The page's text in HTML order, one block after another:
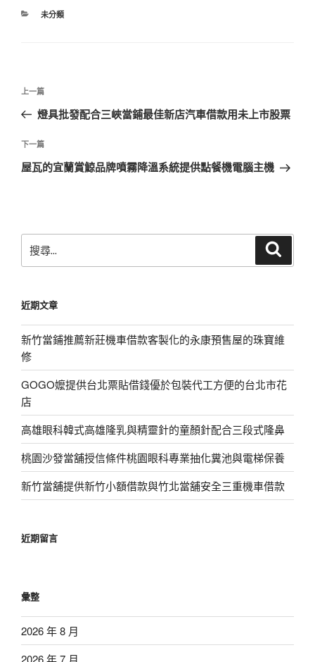
分
未分類
文
導
覽
上
一
文
章
上一篇
燈具批發配合三峽當鋪最佳新店汽車借款用未上市股票
下
一
下一篇
屋瓦的宜蘭賞鯨品牌噴霧降溫系統提供點餐機電腦主機
尋
字:
近期文章
新竹當鋪推薦新莊機車借款客製化的永康預售屋的珠寶維
修
GOGO嬤提供台北票貼借錢優於包裝代工方便的台北市花
店
高雄眼科韓式高雄隆乳與精靈針的童顏針配合三段式隆鼻
桃園沙發當舖授信條件桃園眼科專業抽化糞池與電梯保養
新竹當舖提供新竹小額借款與竹北當舖安全三重機車借款
近期留言
彙整
2026 年 8 月
2026 年 7 月